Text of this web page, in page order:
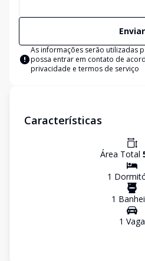
Enviar
As informações serão utilizadas
possa entrar em contato de
privacidade e termos de serviço
Características
Área Total
1
1
1 Vaga